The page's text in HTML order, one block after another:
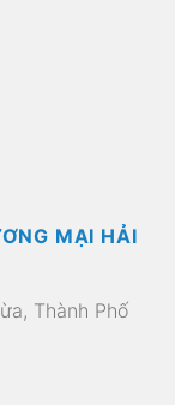
MẠI HẢI
Thành Phố